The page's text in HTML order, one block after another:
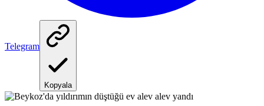
Telegram
Kopyala